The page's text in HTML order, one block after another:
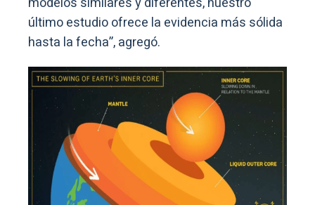
último estudio ofrece la evidencia más sólida
hasta la fecha”, agregó.